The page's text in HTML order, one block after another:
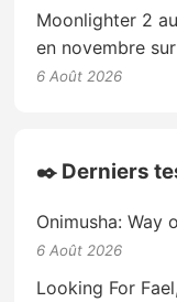
Moonlighter 2
en novembre
6 Août 2026
✒️ Derniers
Onimusha: Way
6 Août 2026
Looking For